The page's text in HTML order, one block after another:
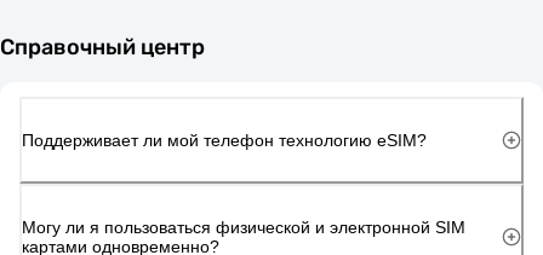
Справочный центр
Поддерживает ли мой телефон технологию eSIM?
Могу ли я пользоваться физической и электронной SIM
картами одновременно?